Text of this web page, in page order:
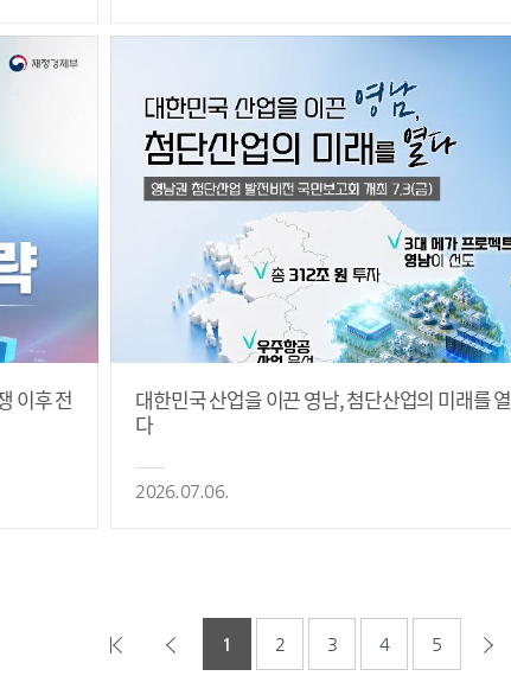
이후 전
대한민국 산업을 이끈 영남, 첨단산업의 미래를 열
다
2026.07.06.
1 2 3 4 5